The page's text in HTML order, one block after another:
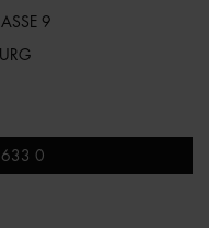
9
0